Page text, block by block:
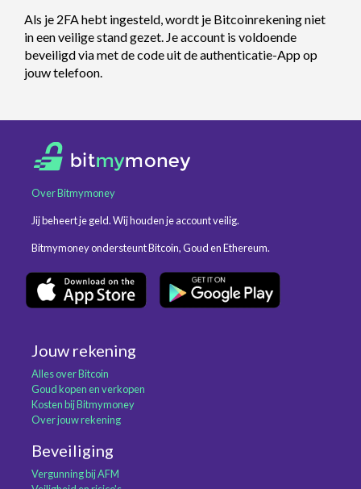
Als je 2FA hebt ingesteld, wordt je Bitcoinrekening niet
in een veilige stand gezet. Je account is voldoende
beveiligd via met de code uit de authenticatie-App op
jouw telefoon.
Over Bitmymoney
Jij beheert je geld. Wij houden je account veilig.
Bitmymoney ondersteunt Bitcoin, Goud en Ethereum.
Jouw rekening
Alles over Bitcoin
Goud kopen en verkopen
Kosten bij Bitmymoney
Over jouw rekening
Beveiliging
Vergunning bij AFM